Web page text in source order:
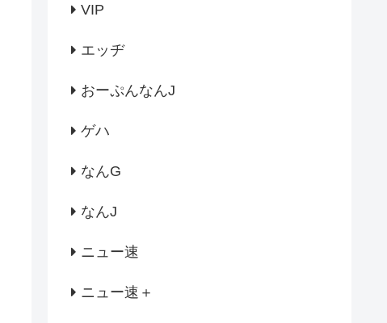
VIP
エッヂ
おーぷんなんJ
ゲハ
なんG
なんJ
ニュー速
ニュー速＋